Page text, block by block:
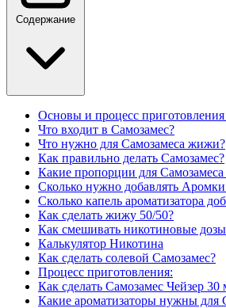
Содержание
Основы и процесс приготовления
Что входит в Самозамес?
Что нужно для Самозамеса жижи?
Как правильно делать Самозамес?
Какие пропорции для
Сколько нужно добавлять
Сколько капель ароматизатора
Как сделать жижу 50/50?
Как смешивать никотиновые
Калькулятор Никотина
Как сделать солевой Самозамес?
Процесс приготовления:
Как сделать Самозамес Чейзер 30
Какие ароматизаторы нужны для